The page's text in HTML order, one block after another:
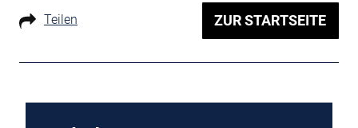
Teilen ZUR STARTSEITE